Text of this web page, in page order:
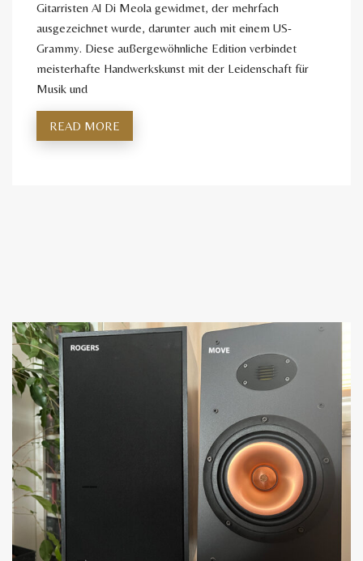
Gitarristen Al Di Meola gewidmet, der mehrfach
ausgezeichnet wurde, darunter auch mit einem US-
Grammy. Diese außergewöhnliche Edition verbindet
meisterhafte Handwerkskunst mit der Leidenschaft für
Musik und
READ MORE